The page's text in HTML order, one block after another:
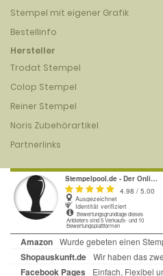
Stempel mit eigener Grafik
Bestellinfo
Hersteller
Trodat Stempel
Colop Stempel
Reiner Stempel
Noris Zubehörartikel
Partnerlinks